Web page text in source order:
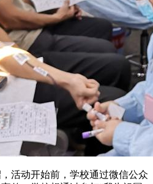
活动开始前，学校通过微信公众